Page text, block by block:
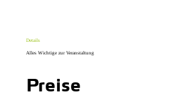
Details
Alles Wichtige zur Veranstaltung
Preise